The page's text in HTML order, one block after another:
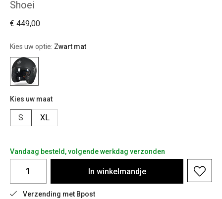
Shoei
€ 449,00
Kies uw optie: Zwart mat
Kies uw maat
S XL
Vandaag besteld, volgende werkdag verzonden
In winkelmandje
Verzending met Bpost